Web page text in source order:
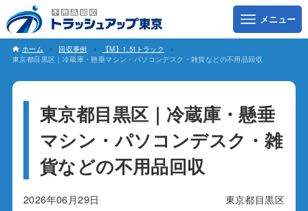
ホーム 回収事例
【M】1.5tトラック
東京都目黒区｜冷蔵庫・懸垂マシン・パソコンデスク・雑貨などの不用品回収
東京都目黒区｜冷蔵庫・懸垂
マシン・パソコンデスク・雑
貨などの不用品回収
2026年06月29日 東京都目黒区